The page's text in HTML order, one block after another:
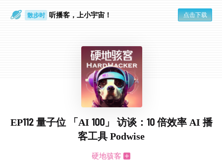
散步时 听播客，上小宇宙！ 点击下载
EP112 量子位 「AI 100」 访谈：10 倍效率 AI 播
客工具 Podwise
硬地骇客